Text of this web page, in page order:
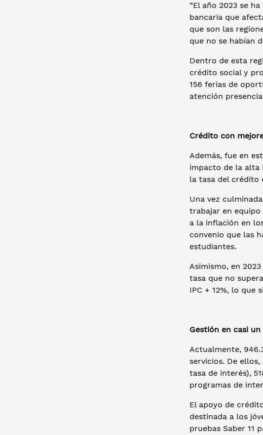
“El año 2023 se
bancaria que
que son las
que no se habían
Dentro de esta
crédito social y
156 ferias de
atención
Crédito con
Además, fue en
impacto de la alta
la tasa del crédito
Una vez
trabajar en
a la inflación en
convenio que las
estudiantes.
Asimismo, en
tasa que no
IPC + 12%, lo que
Gestión en casi
Actualmente,
servicios. De
tasa de interés),
programas de
El apoyo de
destinada a los
pruebas Saber 11